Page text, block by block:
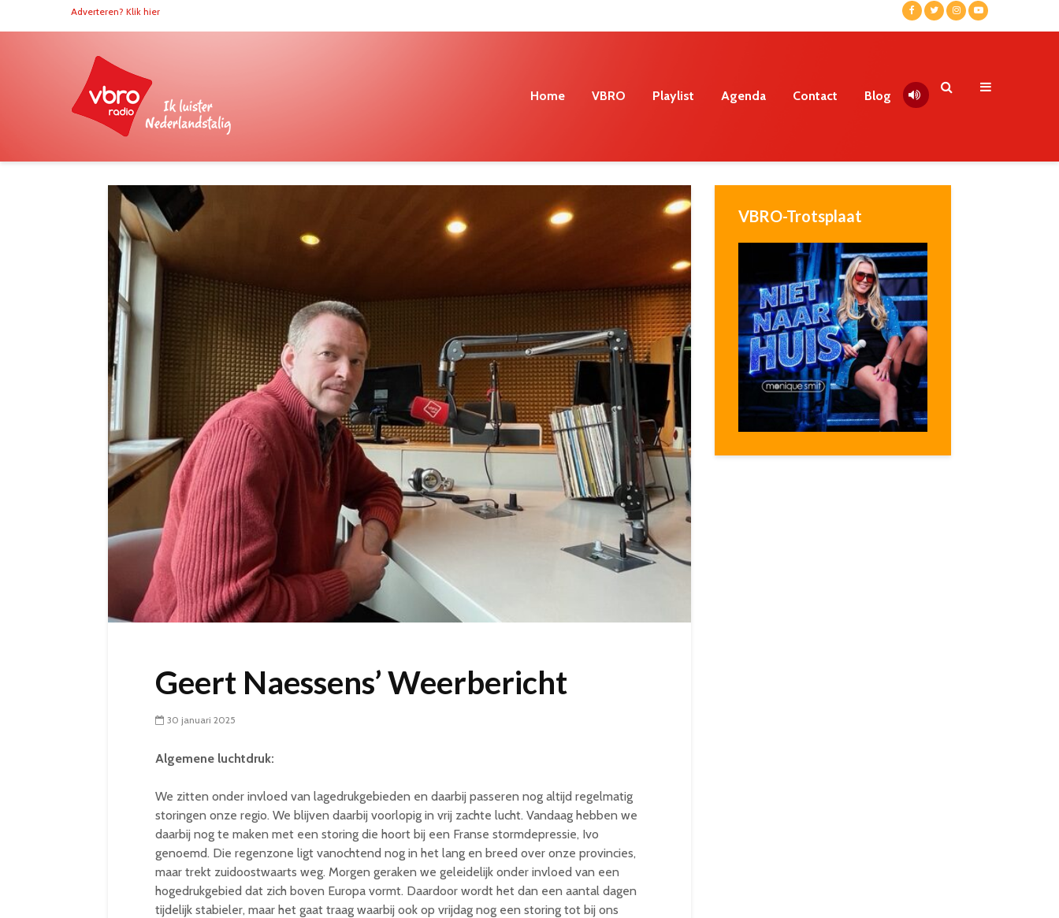
Adverteren? Klik hier
Home VBRO Playlist Agenda Contact Blog
Geert Naessens’ Weerbericht
30 januari 2025
Algemene luchtdruk:
We zitten onder invloed van lagedrukgebieden en daarbij passeren nog altijd regelmatig
storingen onze regio. We blijven daarbij voorlopig in vrij zachte lucht. Vandaag hebben we
daarbij nog te maken met een storing die hoort bij een Franse stormdepressie, Ivo
genoemd. Die regenzone ligt vanochtend nog in het lang en breed over onze provincies,
maar trekt zuidoostwaarts weg. Morgen geraken we geleidelijk onder invloed van een
hogedrukgebied dat zich boven Europa vormt. Daardoor wordt het dan een aantal dagen
tijdelijk stabieler, maar het gaat traag waarbij ook op vrijdag nog een storing tot bij ons
VBRO-Trotsplaat